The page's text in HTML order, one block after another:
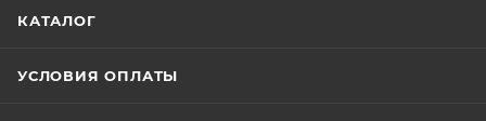
КАТАЛОГ
УСЛОВИЯ ОПЛАТЫ